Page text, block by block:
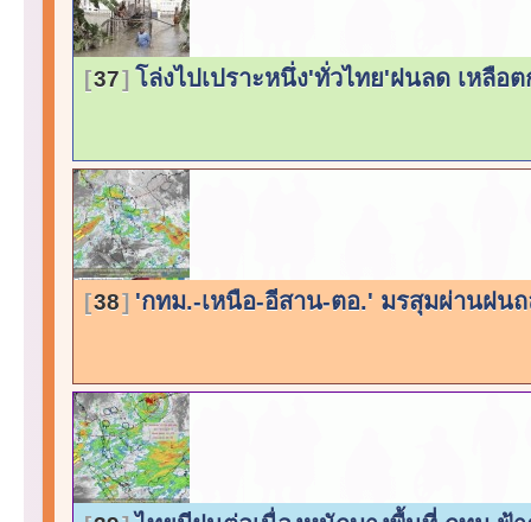
37 โล่งไปเปราะหนึ่ง'ทั่วไทย'ฝนลด เหลือ
38 'กทม.-เหนือ-อีสาน-ตอ.' มรสุมผ่านฝน